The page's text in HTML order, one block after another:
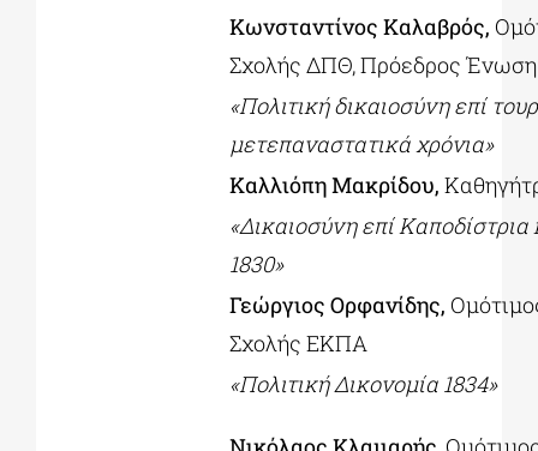
Κωνσταντίνος Καλαβρός,
Σχολής ΔΠΘ, Πρόεδρος
«Πολιτική δικαιοσύνη επί
μετεπαναστατικά χρόνια»
Καλλιόπη Μακρίδου,
«Δικαιοσύνη επί Καποδίστρια
1830»
Γεώργιος Ορφανίδης,
Σχολής ΕΚΠΑ
«Πολιτική Δικονομία 1834»